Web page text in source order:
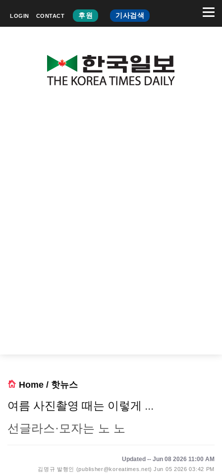
LOGIN CONTACT 후원 기사검색
Home / 핫뉴스
여름 사진촬영 때는 이렇게 ...
선글라스·모자는 노 노
Updated -- Jun 08 2026 11:00 AM
김명규 발행인 (publisher@koreatimes.net) Jun 05 2026 03:42 PM